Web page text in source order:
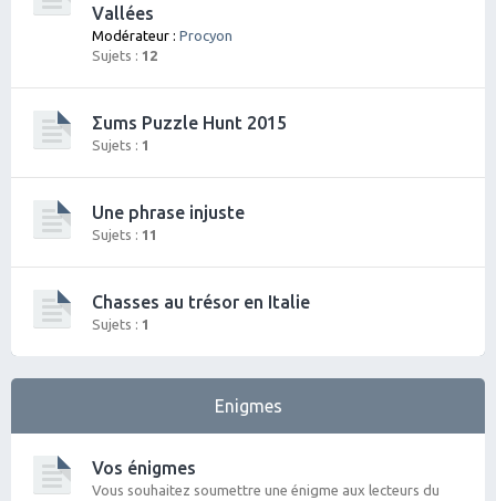
Vallées
Modérateur : Procyon
Sujets : 12
Σums Puzzle Hunt 2015
Sujets : 1
Une phrase injuste
Sujets : 11
Chasses au trésor en Italie
Sujets : 1
Enigmes
Vos énigmes
Vous souhaitez soumettre une énigme aux lecteurs du